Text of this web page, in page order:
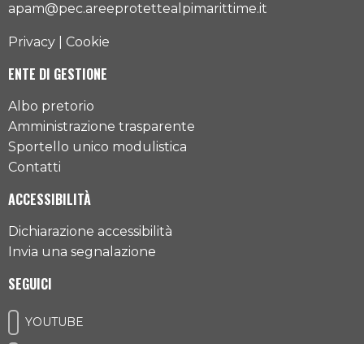
apam@pec.areeprotettealpimarittime.it
Privacy Cookie
ENTE DI GESTIONE
Albo pretorio
Amministrazione trasparente
Sportello unico modulistica
Contatti
ACCESSIBILITÀ
Dichiarazione accessibilità
Invia una segnalazione
SEGUICI
YOUTUBE